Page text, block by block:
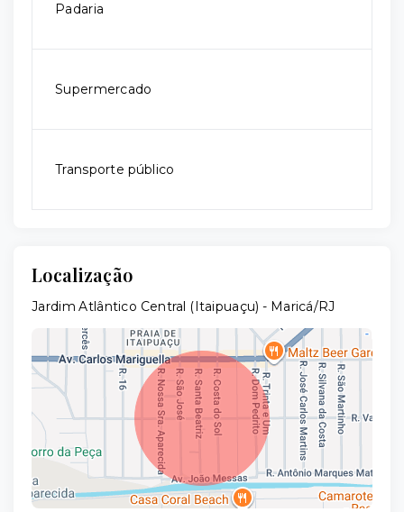
Padaria
Supermercado
Transporte público
Localização
Jardim Atlântico Central (Itaipuaçu) - Maricá/RJ